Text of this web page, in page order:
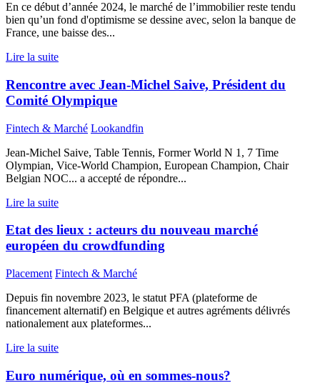
En ce début d’année 2024, le marché de l’immobilier reste tendu
bien qu’un fond d'optimisme se dessine avec, selon la banque de
France, une baisse des...
Lire la suite
Rencontre avec Jean-Michel Saive, Président du
Comité Olympique
Fintech & Marché Lookandfin
Jean-Michel Saive, Table Tennis, Former World N 1, 7 Time
Olympian, Vice-World Champion, European Champion, Chair
Belgian NOC... a accepté de répondre...
Lire la suite
Etat des lieux : acteurs du nouveau marché
européen du crowdfunding
Placement Fintech & Marché
Depuis fin novembre 2023, le statut PFA (plateforme de
financement alternatif) en Belgique et autres agréments délivrés
nationalement aux plateformes...
Lire la suite
Euro numérique, où en sommes-nous?